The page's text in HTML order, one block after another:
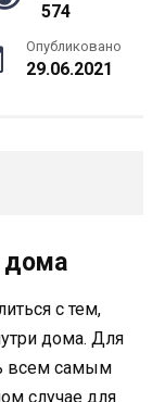
574
Опубликовано
29.06.2021
дома
с тем,
дома. Для
всем самым
случае для